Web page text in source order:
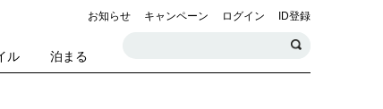
お知らせ キャンペーン ログイン ID登録
ル 泊まる